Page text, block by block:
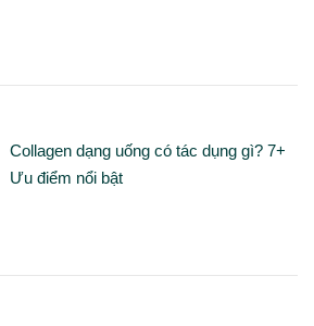
Collagen dạng uống có tác dụng gì? 7+
Ưu điểm nổi bật